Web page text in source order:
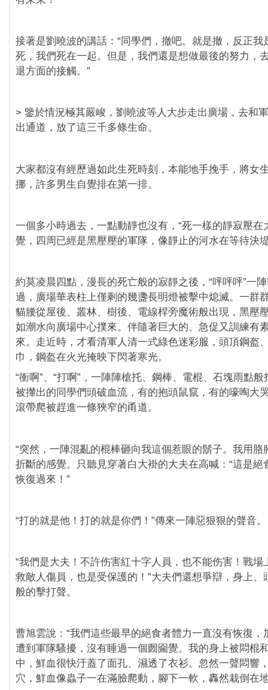
接著是劉曉波的講話：“同學們，撤吧。就是撤，反正我
死，我們死在一起。但是，我們還是想做最後的努力，
退方面的接觸。”
> 鑒於情況極其嚴峻，劉曉波等人大步走出廣場，去和
出通道，放了這三千多條生命。
大家都沒有經歷過如此生死時刻，本能地手挽手，將女
挪，許多男生自覺排在第一排。
一個多小時過去，一點動靜也沒有，“死一樣的靜寂壓在
覺，四周已經是黑壓壓的軍隊，像靜止的河水在等待決
約莫凌晨‪四點，漫長的死亡般的寂靜之後，“呯呯呯”一
過，廣場華表柱上僅剩的幾盞長明燈被擊中熄滅。一群
貓腰從屋後、叢林、樹後、電線桿旁魔術般出現，黑壓
如潮水向廣場中心撲來。伴隨著巨大的、急促又訓練有
來。走近時，才看清軍人清一式綠色迷彩服，頭頂鋼盔
巾，鋼盔在火光掩映下閃著寒光。
“衝啊”、“打啊”，一陣陣槍托、鋼棒、電棍、石塊雨點
被攆出的同學們頭破血流，有的抱頭鼠竄，有的嚎啕大
滾帶爬被趕進一條狹窄的甬道。
“突然，一陣混亂的棍棒砸向我這個惹眼的鬍子。我用胳
折斷的感覺。只聽見穿著白大褂的大夫在高喊：“這是絕
恢復過來！”
“打的就是他！打的就是你們！”傳來一陣惡狠狠的聲音。
“我們是大夫！不許伤害紅十字人員，也不能伤害！戰場
救敵人傷員，也是受保護的！”大夫們還想爭辯，身上、
般的擊打聲。
曹旭雲說：“我們這些最早的絕食者體力一直沒有恢復，
遭到軍隊騷擾，沒有睡過一個囫圇覺。我的身上被悶棍
中，鮮血很快汙蓋了面孔、濕透了衣衫。忽然一聲悶響
穴，鮮血像蟲子一在滿臉爬動，腳下一軟，轟然栽倒在